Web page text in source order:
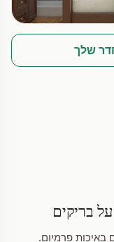
שלך
בריקים
באיכות פרמיום.